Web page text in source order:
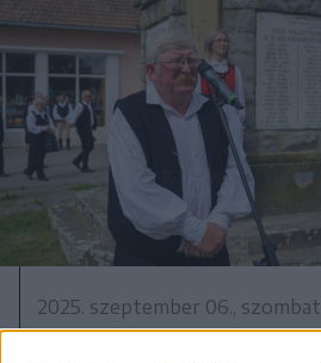
2025. szeptember 06., szombat